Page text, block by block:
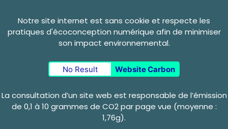
Notre site internet est sans cookie et respecte les
pratiques d'écoconception numérique afin de minimiser
son impact environnemental.
No Result Website Carbon
La consultation d’un site web est responsable de l’émission
de 0,1 à 10 grammes de CO2 par page vue (moyenne :
1,76g).